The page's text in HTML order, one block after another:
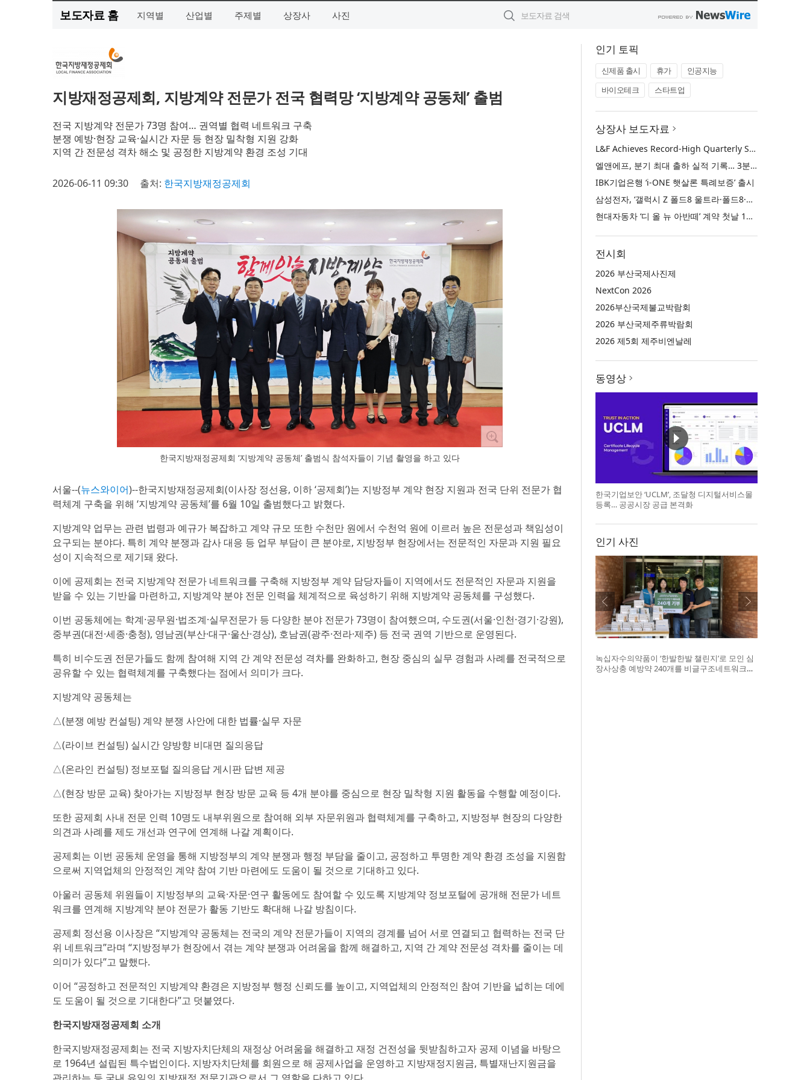
보도자료 홈 지역별 산업별 주제별 상장사 사진
지방재정공제회, 지방계약 전문가 전국 협력망 ‘지방계약 공동체’ 출범
전국 지방계약 전문가 73명 참여… 권역별 협력 네트워크 구축
분쟁 예방·현장 교육·실시간 자문 등 현장 밀착형 지원 강화
지역 간 전문성 격차 해소 및 공정한 지방계약 환경 조성 기대
2026-06-11 09:30 출처: 한국지방재정공제회
한국지방재정공제회 ‘지방계약 공동체’ 출범식 참석자들이 기념 촬영을 하고 있다
서울--(뉴스와이어)--한국지방재정공제회(이사장 정선용, 이하 ‘공제회’)는 지방정부 계약 현장 지원과 전국 단위 전문가 협
력체계 구축을 위해 ‘지방계약 공동체’를 6월 10일 출범했다고 밝혔다.
지방계약 업무는 관련 법령과 예규가 복잡하고 계약 규모 또한 수천만 원에서 수천억 원에 이르러 높은 전문성과 책임성이
요구되는 분야다. 특히 계약 분쟁과 감사 대응 등 업무 부담이 큰 분야로, 지방정부 현장에서는 전문적인 자문과 지원 필요
성이 지속적으로 제기돼 왔다.
이에 공제회는 전국 지방계약 전문가 네트워크를 구축해 지방정부 계약 담당자들이 지역에서도 전문적인 자문과 지원을
받을 수 있는 기반을 마련하고, 지방계약 분야 전문 인력을 체계적으로 육성하기 위해 지방계약 공동체를 구성했다.
이번 공동체에는 학계·공무원·법조계·실무전문가 등 다양한 분야 전문가 73명이 참여했으며, 수도권(서울·인천·경기·강원),
중부권(대전·세종·충청), 영남권(부산·대구·울산·경상), 호남권(광주·전라·제주) 등 전국 권역 기반으로 운영된다.
특히 비수도권 전문가들도 함께 참여해 지역 간 계약 전문성 격차를 완화하고, 현장 중심의 실무 경험과 사례를 전국적으로
공유할 수 있는 협력체계를 구축했다는 점에서 의미가 크다.
지방계약 공동체는
△(분쟁 예방 컨설팅) 계약 분쟁 사안에 대한 법률·실무 자문
△(라이브 컨설팅) 실시간 양방향 비대면 질의응답
△(온라인 컨설팅) 정보포털 질의응답 게시판 답변 제공
△(현장 방문 교육) 찾아가는 지방정부 현장 방문 교육 등 4개 분야를 중심으로 현장 밀착형 지원 활동을 수행할 예정이다.
또한 공제회 사내 전문 인력 10명도 내부위원으로 참여해 외부 자문위원과 협력체계를 구축하고, 지방정부 현장의 다양한
의견과 사례를 제도 개선과 연구에 연계해 나갈 계획이다.
공제회는 이번 공동체 운영을 통해 지방정부의 계약 분쟁과 행정 부담을 줄이고, 공정하고 투명한 계약 환경 조성을 지원함
으로써 지역업체의 안정적인 계약 참여 기반 마련에도 도움이 될 것으로 기대하고 있다.
아울러 공동체 위원들이 지방정부의 교육·자문·연구 활동에도 참여할 수 있도록 지방계약 정보포털에 공개해 전문가 네트
워크를 연계해 지방계약 분야 전문가 활동 기반도 확대해 나갈 방침이다.
공제회 정선용 이사장은 “지방계약 공동체는 전국의 계약 전문가들이 지역의 경계를 넘어 서로 연결되고 협력하는 전국 단
위 네트워크”라며 “지방정부가 현장에서 겪는 계약 분쟁과 어려움을 함께 해결하고, 지역 간 계약 전문성 격차를 줄이는 데
의미가 있다”고 말했다.
이어 “공정하고 전문적인 지방계약 환경은 지방정부 행정 신뢰도를 높이고, 지역업체의 안정적인 참여 기반을 넓히는 데에
도 도움이 될 것으로 기대한다”고 덧붙였다.
한국지방재정공제회 소개
한국지방재정공제회는 전국 지방자치단체의 재정상 어려움을 해결하고 재정 건전성을 뒷받침하고자 공제 이념을 바탕으
로 1964년 설립된 특수법인이다. 지방자치단체를 회원으로 해 공제사업을 운영하고 지방재정지원금, 특별재난지원금을
인기 토픽
신제품 출시 휴가
인공지능
바이오테크
스타트업
상장사 보도자료
L&F Achieves Record-High Quarterly Shipments, Begins LFP Supply for North American ESS in Q3 Advancing its Two-Track NCM and LFP Growth Strategy
엘앤에프, 분기 최대 출하 실적 기록… 3분기 북미 ESS향 LFP 공급 착수 NCM+LFP ‘2-Track’ 성장 전략 실현
IBK기업은행 ‘i-ONE 햇살론 특례보증’ 출시
삼성전자, ‘갤럭시 Z 폴드8 울트라·폴드8·플립8’과 ‘갤럭시 워치 울트라2·워치9’ 국내 공식 출시
현대자동차 ‘디 올 뉴 아반떼’ 계약 첫날 1만 대 돌파
전시회
2026 부산국제사진제
NextCon 2026
2026부산국제불교박람회
2026 부산국제주류박람회
2026 제5회 제주비엔날레
동영상
한국기업보안 ‘UCLM’, 조달청 디지털서비스몰
등록… 공공시장 공급 본격화
인기 사진
녹십자수의약품이 ‘한발한발 챌린지’로 모인 심
장사상충 예방약 240개를 비글구조네트워크에